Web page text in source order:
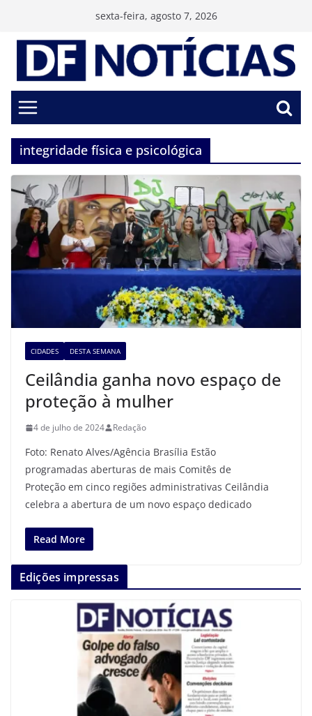
conteúdo
sexta-feira, agosto 7, 2026
integridade física e psicológica
CIDADES DESTA SEMANA
Ceilândia ganha novo espaço de
proteção à mulher
4 de julho de 2024 Redação
Foto: Renato Alves/Agência Brasília Estão
programadas aberturas de mais Comitês de
Proteção em cinco regiões administrativas Ceilândia
celebra a abertura de um novo espaço dedicado
Read More
Edições impressas